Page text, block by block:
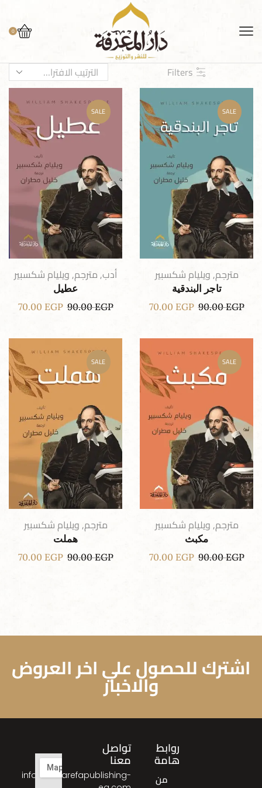
0
Filters
SALE
مترجم,ويليام شكسبير
تاجر البندقية
90.00EGP
70.00 EGP
SALE
أدب,مترجم,ويليام شكسبير
عطيل
90.00EGP
70.00 EGP
SALE
مترجم,ويليام شكسبير
مكبث
90.00EGP
70.00 EGP
SALE
مترجم,ويليام شكسبير
هملت
90.00EGP
70.00 EGP
اشترك للحصول علي اخر العروض
والاخبار
روابط
هامة
من
تواصل
معنا
info@almarefapublishing-